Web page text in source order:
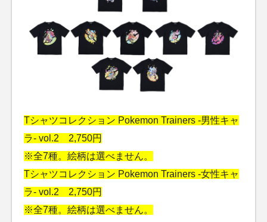
Tシャツコレクション Pokemon Trainers -男性キャ
ラ- vol.2 2,750円
※全7種。絵柄は選べません。
Tシャツコレクション Pokemon Trainers -女性キャ
ラ- vol.2 2,750円
※全7種。絵柄は選べません。